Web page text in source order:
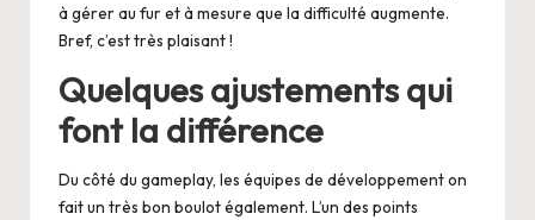
à gérer au fur et à mesure que la difficulté augmente.
Bref, c’est très plaisant !
Quelques ajustements qui
font la différence
Du côté du gameplay, les équipes de développement on
fait un très bon boulot également. L’un des points